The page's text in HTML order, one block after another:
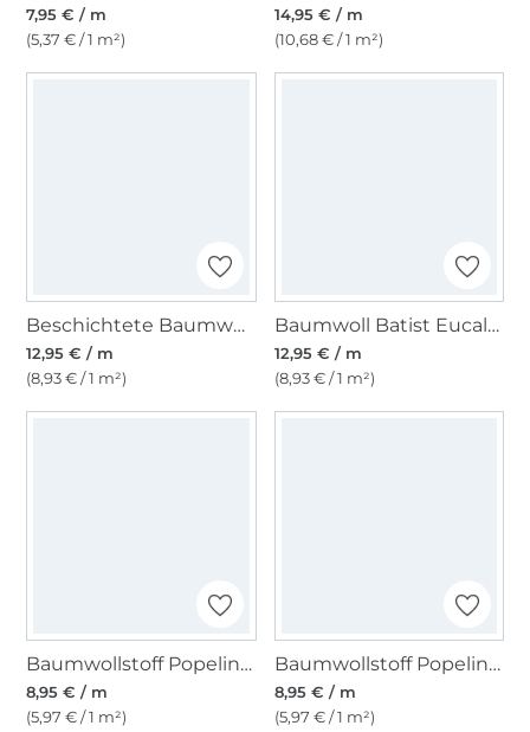
7,95 € / m
(5,37 € / 1 m²)
14,95 € / m
(10,68 € / 1 m²)
Beschichtete Baumwolle Punkte, hellmint
12,95 € / m
(8,93 € / 1 m²)
Baumwoll Batist Eucalyptus Leaves, altgrün
12,95 € / m
(8,93 € / 1 m²)
Baumwollstoff Popeline khaki
8,95 € / m
(5,97 € / 1 m²)
Baumwollstoff Popeline dunkeltürkis
8,95 € / m
(5,97 € / 1 m²)